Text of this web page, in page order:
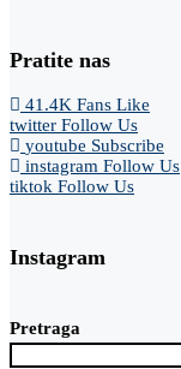
Pratite nas
41.4K Fans Like
twitter Follow Us
youtube Subscribe
instagram Follow Us
tiktok Follow Us
Instagram
Pretraga